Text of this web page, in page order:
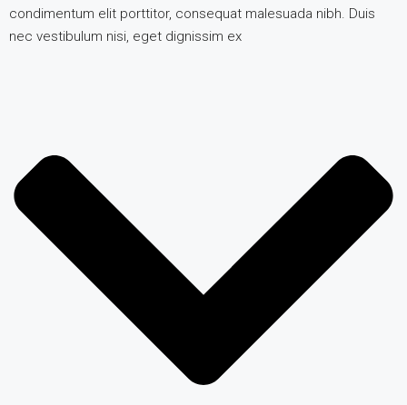
condimentum elit porttitor, consequat malesuada nibh. Duis
nec vestibulum nisi, eget dignissim ex